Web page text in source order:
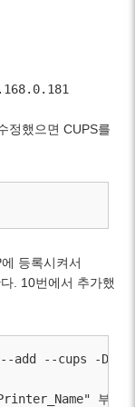
정했으면 CUPS를
등록시켜서
. 10번에서 추가했
--cups -D "프
부분